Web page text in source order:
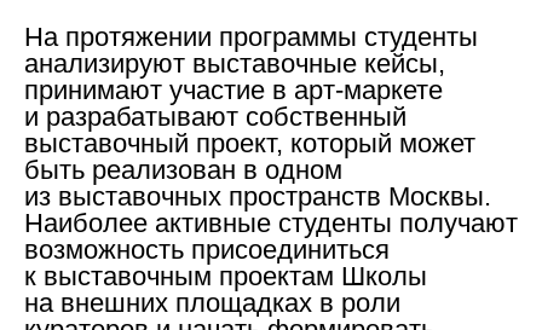
На протяжении программы студенты
анализируют выставочные кейсы,
принимают участие в арт-маркете
и разрабатывают собственный
выставочный проект, который может
быть реализован в одном
из выставочных пространств Москвы.
Наиболее активные студенты получают
возможность присоединиться
к выставочным проектам Школы
на внешних площадках в роли